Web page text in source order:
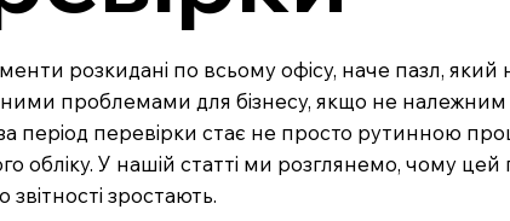
розкидані по всьому офісу, наче пазл,
проблемами для бізнесу, якщо не належним
період перевірки стає не просто рутинною
обліку. У нашій статті ми розглянемо, чому
зростають.